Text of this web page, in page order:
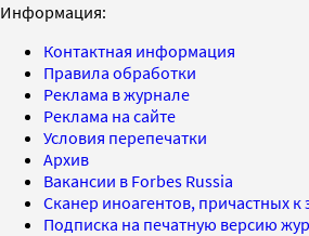
Информация:
Контактная информация
Правила обработки
Реклама в журнале
Реклама на сайте
Условия перепечатки
Архив
Вакансии в Forbes Russia
Сканер иноагентов, причастных
Подписка на печатную версию